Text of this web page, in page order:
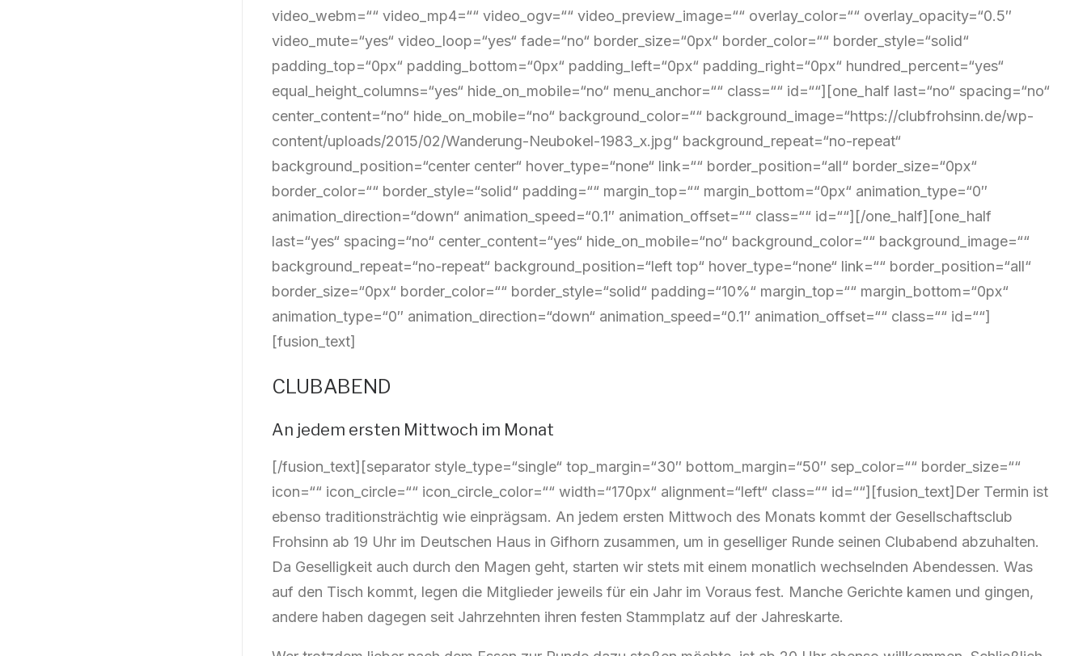
video_webm=““ video_mp4=““ video_ogv=““ video_preview_image=““ overlay_color=““ overlay_opacity=“0.5″
video_mute=“yes“ video_loop=“yes“ fade=“no“ border_size=“0px“ border_color=““ border_style=“solid“
padding_top=“0px“ padding_bottom=“0px“ padding_left=“0px“ padding_right=“0px“ hundred_percent=“yes“
equal_height_columns=“yes“ hide_on_mobile=“no“ menu_anchor=““ class=““ id=““][one_half last=“no“ spacing=“no“
center_content=“no“ hide_on_mobile=“no“ background_color=““ background_image=“https://clubfrohsinn.de/wp-
content/uploads/2015/02/Wanderung-Neubokel-1983_x.jpg“ background_repeat=“no-repeat“
background_position=“center center“ hover_type=“none“ link=““ border_position=“all“ border_size=“0px“
border_color=““ border_style=“solid“ padding=““ margin_top=““ margin_bottom=“0px“ animation_type=“0″
animation_direction=“down“ animation_speed=“0.1″ animation_offset=““ class=““ id=““][/one_half][one_half
last=“yes“ spacing=“no“ center_content=“yes“ hide_on_mobile=“no“ background_color=““ background_image=““
background_repeat=“no-repeat“ background_position=“left top“ hover_type=“none“ link=““ border_position=“all“
border_size=“0px“ border_color=““ border_style=“solid“ padding=“10%“ margin_top=““ margin_bottom=“0px“
animation_type=“0″ animation_direction=“down“ animation_speed=“0.1″ animation_offset=““ class=““ id=““]
[fusion_text]
CLUBABEND
An jedem ersten Mittwoch im Monat
[/fusion_text][separator style_type=“single“ top_margin=“30″ bottom_margin=“50″ sep_color=““ border_size=““
icon=““ icon_circle=““ icon_circle_color=““ width=“170px“ alignment=“left“ class=““ id=““][fusion_text]Der Termin ist
ebenso traditionsträchtig wie einprägsam. An jedem ersten Mittwoch des Monats kommt der Gesellschaftsclub
Frohsinn ab 19 Uhr im Deutschen Haus in Gifhorn zusammen, um in geselliger Runde seinen Clubabend abzuhalten.
Da Geselligkeit auch durch den Magen geht, starten wir stets mit einem monatlich wechselnden Abendessen. Was
auf den Tisch kommt, legen die Mitglieder jeweils für ein Jahr im Voraus fest. Manche Gerichte kamen und gingen,
andere haben dagegen seit Jahrzehnten ihren festen Stammplatz auf der Jahreskarte.